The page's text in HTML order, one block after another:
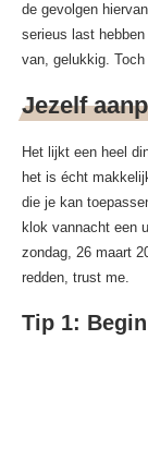
de gevolgen
serieus last
van, gelukkig.
Jezelf
Het lijkt een heel
het is écht
die je kan
klok vannacht een
zondag, 26 maart
redden, trust me.
Tip 1: